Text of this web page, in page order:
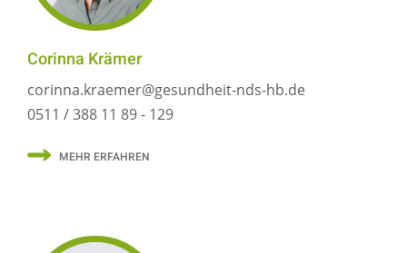
Corinna Krämer
corinna.kraemer@gesundheit-nds-hb.de
0511 / 388 11 89 - 129
MEHR ERFAHREN